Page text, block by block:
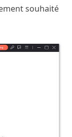
souhaité